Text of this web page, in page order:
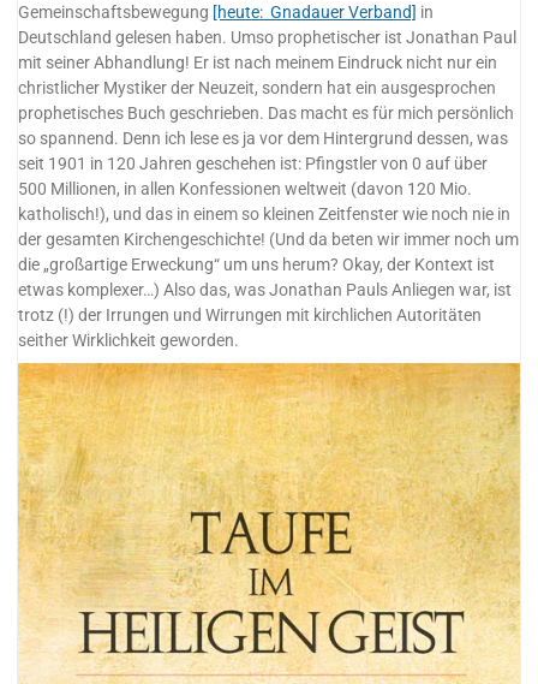
Gemeinschaftsbewegung [heute: Gnadauer Verband] in
Deutschland gelesen haben. Umso prophetischer ist Jonathan Paul
mit seiner Abhandlung! Er ist nach meinem Eindruck nicht nur ein
christlicher Mystiker der Neuzeit, sondern hat ein ausgesprochen
prophetisches Buch geschrieben. Das macht es für mich persönlich
so spannend. Denn ich lese es ja vor dem Hintergrund dessen, was
seit 1901 in 120 Jahren geschehen ist: Pfingstler von 0 auf über
500 Millionen, in allen Konfessionen weltweit (davon 120 Mio.
katholisch!), und das in einem so kleinen Zeitfenster wie noch nie in
der gesamten Kirchengeschichte! (Und da beten wir immer noch um
die „großartige Erweckung“ um uns herum? Okay, der Kontext ist
etwas komplexer…) Also das, was Jonathan Pauls Anliegen war, ist
trotz (!) der Irrungen und Wirrungen mit kirchlichen Autoritäten
seither Wirklichkeit geworden.